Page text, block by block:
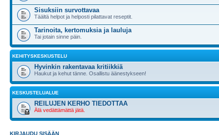
Sisuksiin survottavaa
Täältä helpot ja helposti pilattavat reseptit.
Tarinoita, kertomuksia ja lauluja
Tai jotain sinne päin.
KEHITYSKESKUSTELU
Hyvinkin rakentavaa kritiikkiä
Haukut ja kehut tänne. Osallistu äänestykseen!
KESKUSTELUALUE
REILUJEN KERHO TIEDOTTAA
Älä vedättämättä jätä.
KIRJAUDU SISÄÄN